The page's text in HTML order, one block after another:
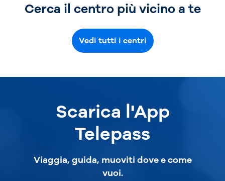
Cerca il centro più vicino a te
Vedi tutti i centri
Scarica l'App
Telepass
Viaggia, guida, muoviti dove e come
vuoi.